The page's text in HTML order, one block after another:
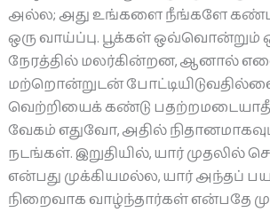
அல்ல; அது உங்களை நீங்களே
ஒரு வாய்ப்பு. பூக்கள்
நேரத்தில் மலர்கின்றன, ஆனால்
மற்றொன்றுடன்
வெற்றியைக் கண்டு
வேகம் எதுவோ, அதில்
நடங்கள். இறுதியில், யார் முதலில்
என்பது முக்கியமல்ல, யார் அந்தப்
நிறைவாக வாழ்ந்தார்கள் என்பதே